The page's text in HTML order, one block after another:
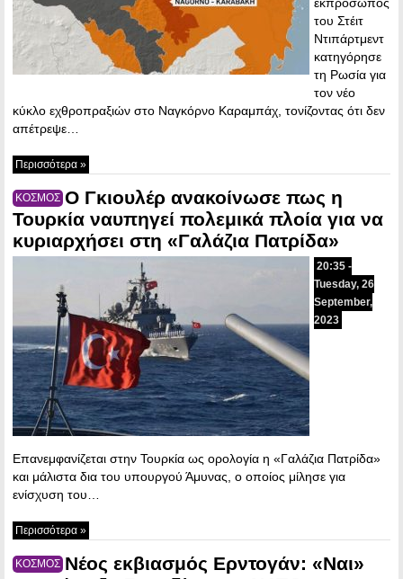
του Στέιτ
Ντιπάρτμεντ
κατηγόρησε
τη Ρωσία για
τον νέο
κύκλο εχθροπραξιών στο Ναγκόρνο Καραμπάχ, τονίζοντας ότι δεν
απέτρεψε…
Περισσότερα »
ΚΟΣΜΟΣ Ο Γκιουλέρ ανακοίνωσε πως η
Τουρκία ναυπηγεί πολεμικά πλοία για να
κυριαρχήσει στη «Γαλάζια Πατρίδα»
20:35 -
Tuesday, 26
September,
2023
Επανεμφανίζεται στην Τουρκία ως ορολογία η «Γαλάζια Πατρίδα»
και μάλιστα δια του υπουργού Άμυνας, ο οποίος μίλησε για
ενίσχυση του…
Περισσότερα »
ΚΟΣΜΟΣ Νέος εκβιασμός Ερντογάν: «Ναι»